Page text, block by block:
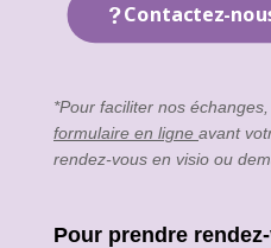
Contactez-
*Pour faciliter nos
formulaire en ligne avant
rendez-vous en visio ou
Pour prendre